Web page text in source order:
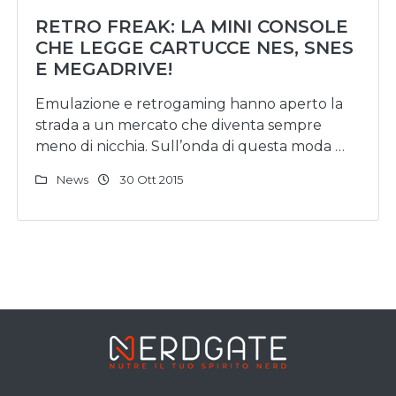
RETRO FREAK: LA MINI CONSOLE
CHE LEGGE CARTUCCE NES, SNES
E MEGADRIVE!
Emulazione e retrogaming hanno aperto la
strada a un mercato che diventa sempre
meno di nicchia. Sull’onda di questa moda …
News 30 Ott 2015